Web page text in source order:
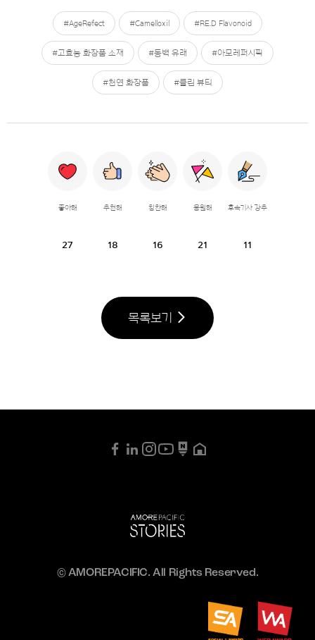
#AgeRefect #Camelloxil #RE.D Flavonoid
#고효능 화장품 소재 #동백 유래 #아모레퍼시픽
#천연 화장품 #클린 뷰티
좋아해
27
추천해
18
칭찬해
16
응원해
21
후속기사 강추
11
목록보기
© AMOREPACIFIC. All Rights Reserved.